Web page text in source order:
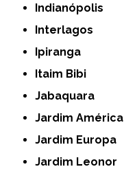
Indianópolis
Interlagos
Ipiranga
Itaim Bibi
Jabaquara
Jardim América
Jardim Europa
Jardim Leonor